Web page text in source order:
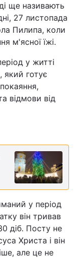
ще називають
27 листопада
Пилипа, коли
м'ясної їжі.
у житті
який готує
відмови від
у період
він тривав
діб. Посту не
Христа і він
але це не